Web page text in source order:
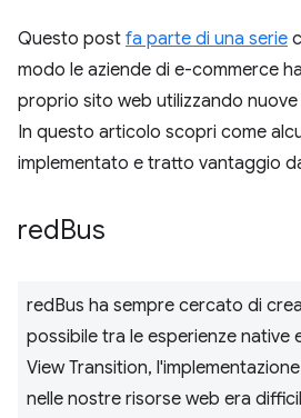
Questo post fa parte di una serie
modo le aziende di e-commerce
proprio sito web utilizzando nuove
In questo articolo scopri come
implementato e tratto vantaggio
redBus
redBus ha sempre cercato di
possibile tra le esperienze native
View Transition,
nelle nostre risorse web era